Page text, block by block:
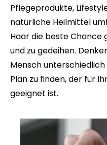
Pflegeprodukte,
natürliche Heilmittel
Haar die beste Chance
und zu gedeihen.
Mensch
Plan zu finden, der für
geeignet ist.